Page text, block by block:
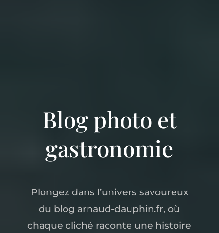
Blog photo et
gastronomie
Plongez dans l’univers savoureux
du blog arnaud-dauphin.fr, où
chaque cliché raconte une histoire